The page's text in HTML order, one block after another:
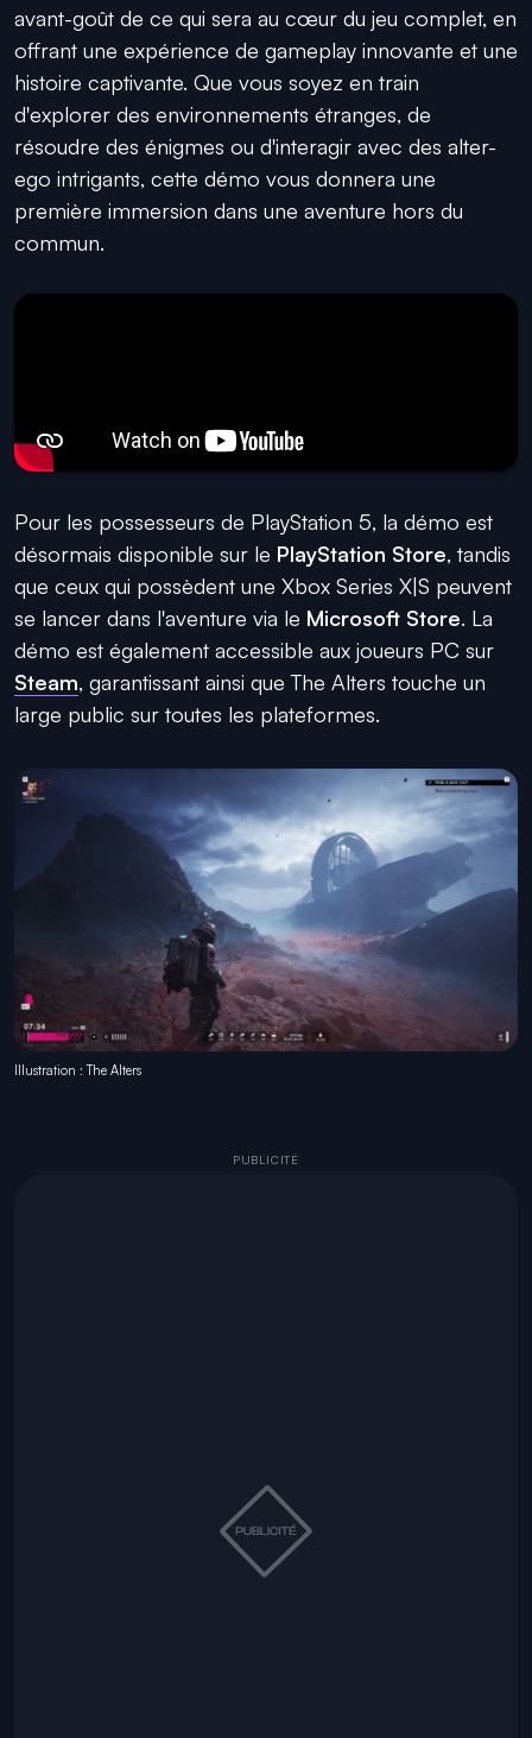
avant-goût de ce qui sera au cœur du jeu complet, en
offrant une expérience de gameplay innovante et une
histoire captivante. Que vous soyez en train
d'explorer des environnements étranges, de
résoudre des énigmes ou d'interagir avec des alter-
ego intrigants, cette démo vous donnera une
première immersion dans une aventure hors du
commun.
Pour les possesseurs de PlayStation 5, la démo est
désormais disponible sur le PlayStation Store, tandis
que ceux qui possèdent une Xbox Series X|S peuvent
se lancer dans l'aventure via le Microsoft Store. La
démo est également accessible aux joueurs PC sur
Steam, garantissant ainsi queThe Alters touche un
large public sur toutes les plateformes.
Illustration : The Alters